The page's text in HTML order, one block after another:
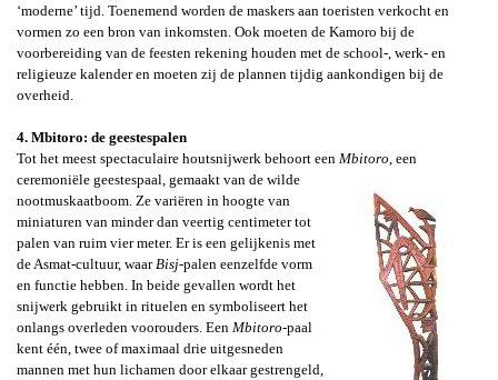
‘moderne’ tijd. Toenemend worden de maskers aan toeristen verkocht en
vormen zo een bron van inkomsten. Ook moeten de Kamoro bij de
voorbereiding van de feesten rekening houden met de school-, werk- en
religieuze kalender en moeten zij de plannen tijdig aankondigen bij de
overheid.
4. Mbitoro: de geestespalen
Tot het meest spectaculaire houtsnijwerk behoort een Mbitoro , een
ceremoniële geestespaal, gemaakt van de wilde
nootmuskaatboom. Ze variëren in hoogte van
miniaturen van minder dan veertig centimeter tot
palen van ruim vier meter. Er is een gelijkenis met
de Asmat-cultuur, waar Bisj-palen eenzelfde vorm
en functie hebben. In beide gevallen wordt het
snijwerk gebruikt in rituelen en symboliseert het
onlangs overleden voorouders. Een Mbitoro-paal
kent één, twee of maximaal drie uitgesneden
mannen met hun lichamen door elkaar gestrengeld,